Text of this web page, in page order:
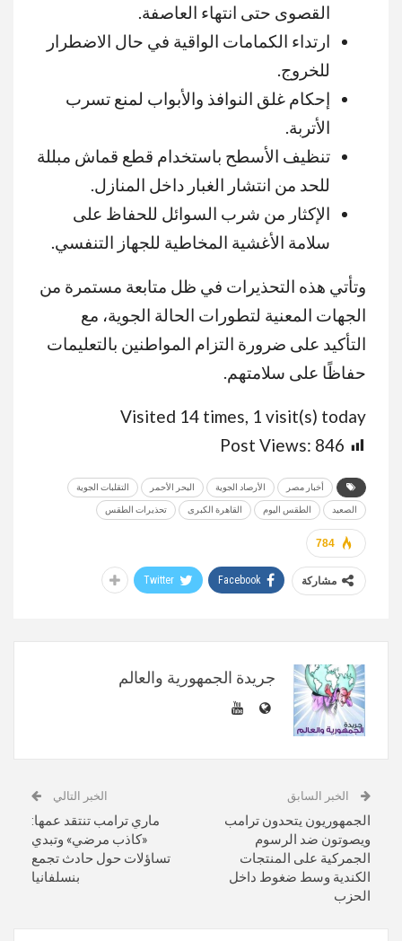
القصوى حتى انتهاء العاصفة.
ارتداء الكمامات الواقية في حال الاضطرار
للخروج.
إحكام غلق النوافذ والأبواب لمنع تسرب
الأتربة.
تنظيف الأسطح باستخدام قطع قماش مبللة
للحد من انتشار الغبار داخل المنازل.
الإكثار من شرب السوائل للحفاظ على
سلامة الأغشية المخاطية للجهاز التنفسي.
وتأتي هذه التحذيرات في ظل متابعة مستمرة من
الجهات المعنية لتطورات الحالة الجوية، مع
التأكيد على ضرورة التزام المواطنين بالتعليمات
حفاظًا على سلامتهم.
Visited 14 times, 1 visit(s) today
Post Views: 846
أخبار مصر الأرصاد الجوية البحر الأحمر التقلبات الجوية
الصعيد الطقس اليوم القاهرة الكبرى تحذيرات الطقس
784
مشاركة Facebook
Twitter
جريدة الجمهورية والعالم
الخبر السابق
الجمهوريون يتحدون ترامب
ويصوتون ضد الرسوم
الجمركية على المنتجات
الكندية وسط ضغوط داخل
الحزب
الخبر التالي
ماري ترامب تنتقد عمها:
«كاذب مرضي» وتبدي
تساؤلات حول حادث تجمع
بنسلفانيا